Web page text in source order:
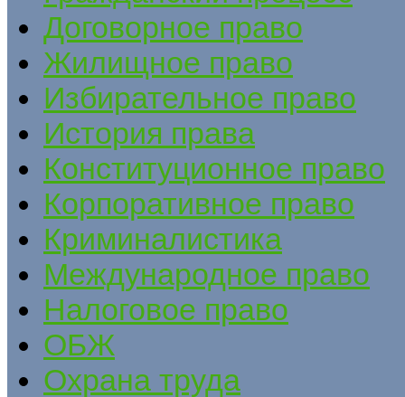
Договорное право
Жилищное право
Избирательное право
История права
Конституционное право
Корпоративное право
Криминалистика
Международное право
Налоговое право
ОБЖ
Охрана труда